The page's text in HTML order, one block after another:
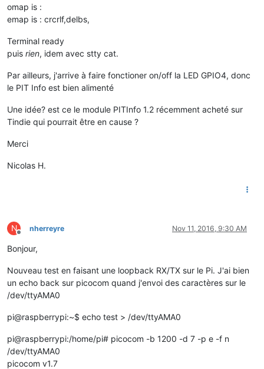
omap is :
emap is : crcrlf,delbs,
Terminal ready
puis rien, idem avec stty cat.
Par ailleurs, j'arrive à faire fonctioner on/off la LED GPIO4, donc
le PIT Info est bien alimenté
Une idée? est ce le module PITInfo 1.2 récemment acheté sur
Tindie qui pourrait être en cause ?
Merci
Nicolas H.
N
Offline
nherreyre Nov 11, 2016, 9:30 AM
Bonjour,
Nouveau test en faisant une loopback RX/TX sur le Pi. J'ai bien
un echo back sur picocom quand j'envoi des caractères sur le
/dev/ttyAMA0
pi@raspberrypi:~$ echo test > /dev/ttyAMA0
pi@raspberrypi:/home/pi# picocom -b 1200 -d 7 -p e -f n
/dev/ttyAMA0
picocom v1.7